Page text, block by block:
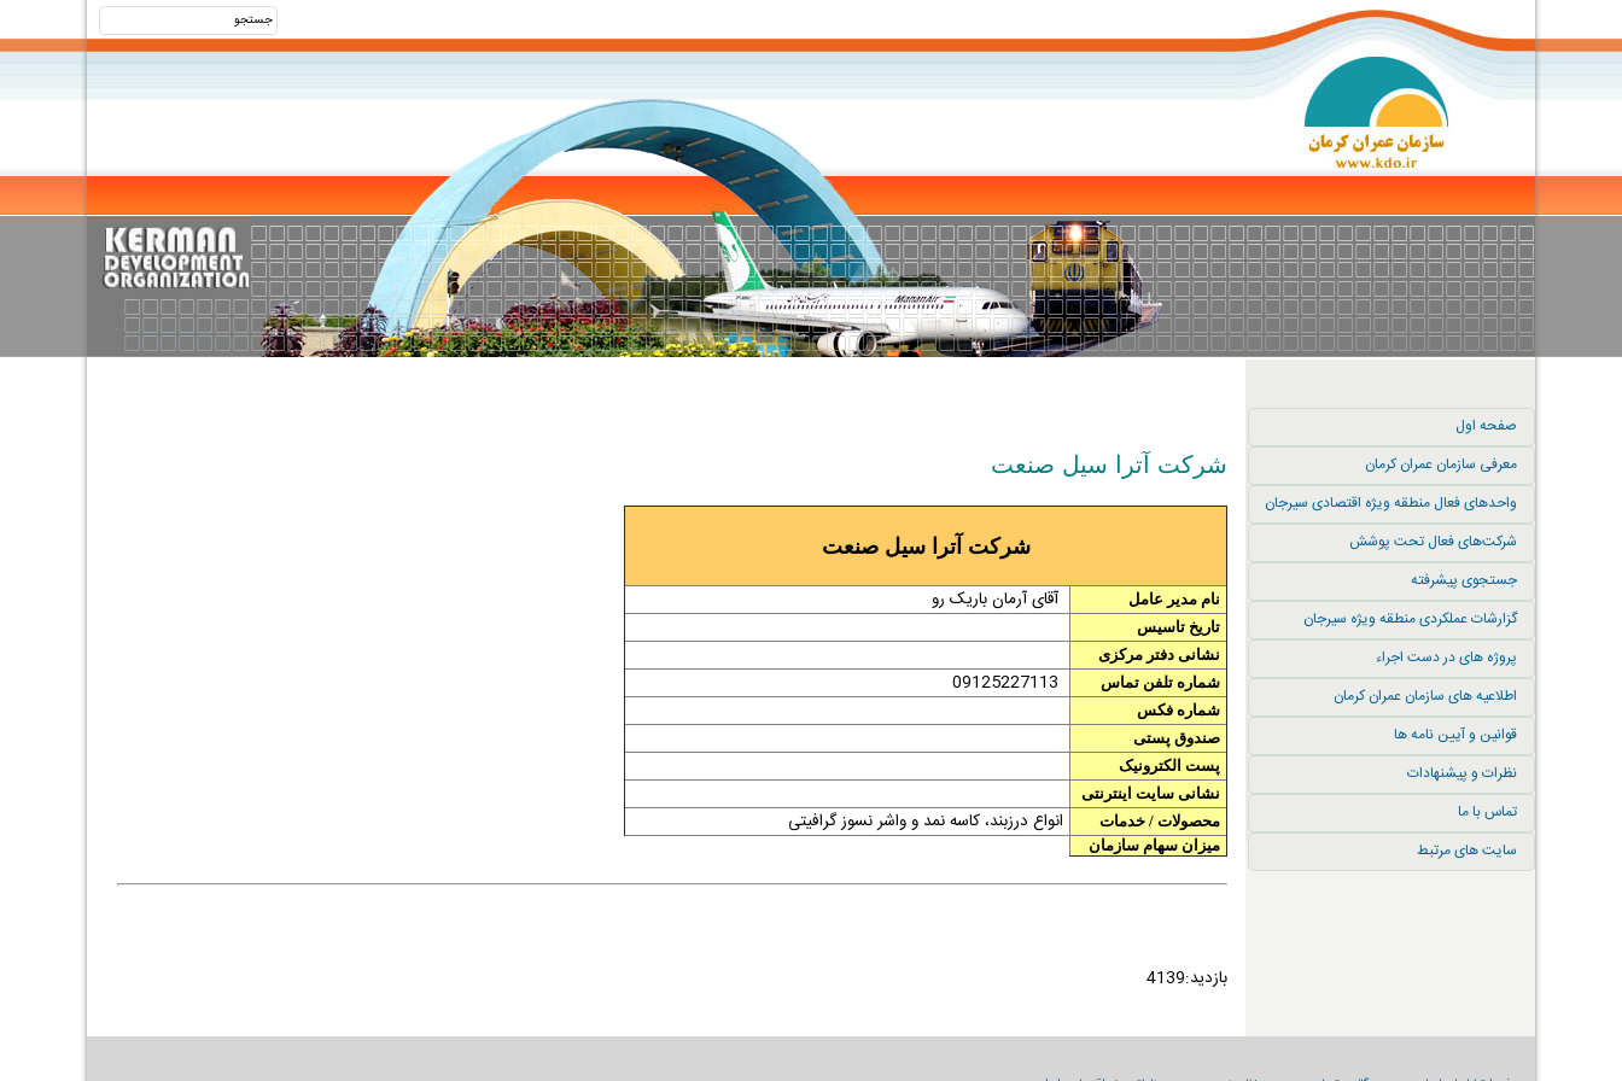
صفحه اول
معرفی سازمان عمران کرمان
واحدهای فعال منطقه ویژه اقتصادی سیرجان
شرکت‌های فعال تحت پوشش
جستجوی پیشرفته
گزارشات عملکردی منطقه ویژه سیرجان
پروژه های در دست اجراء
اطلاعیه های سازمان عمران کرمان
قوانین و آیین نامه ها
نظرات و پیشنهادات
تماس با ما
سایت های مرتبط
شرکت آترا سیل صنعت
شرکت آترا سیل صنعت
نام مدیر عامل آقای آرمان باریک رو
تاریخ تاسیس
نشانی دفتر مرکزی
شماره تلفن تماس
شماره فکس
صندوق پستی
پست الکترونیک
نشانی سایت اینترنتی
محصولات / خدمات
انواع درزبند، کاسه نمد و واشر نسوز گرافیتی
میزان سهام سازمان
بازدید:4139